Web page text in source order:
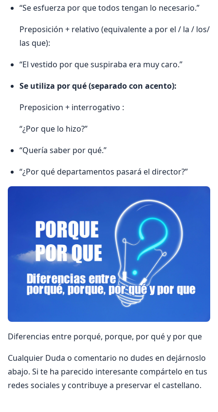
“Se esfuerza por que todos tengan lo necesario.”
Preposición + relativo (equivalente a por el / la / los/
las que):
“El vestido por que suspiraba era muy caro.”
Se utiliza por qué (separado con acento):
Preposicion + interrogativo :
“¿Por que lo hizo?”
“Quería saber por qué.”
“¿Por qué departamentos pasará el director?”
Diferencias entre porqué, porque, por qué y por que
Cualquier Duda o comentario no dudes en dejárnoslo
abajo. Si te ha parecido interesante compártelo en tus
redes sociales y contribuye a preservar el castellano.